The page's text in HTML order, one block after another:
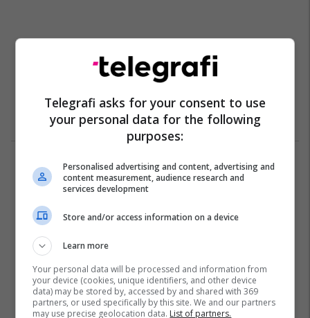
1
Telegrafi asks for your consent to use
your personal data for the following
purposes:
Personalised advertising and content, advertising and
content measurement, audience research and
services development
Store and/or access information on a device
Learn more
Your personal data will be processed and information from
your device (cookies, unique identifiers, and other device
data) may be stored by, accessed by and shared with 369
partners, or used specifically by this site. We and our partners
may use precise geolocation data. List of partners.